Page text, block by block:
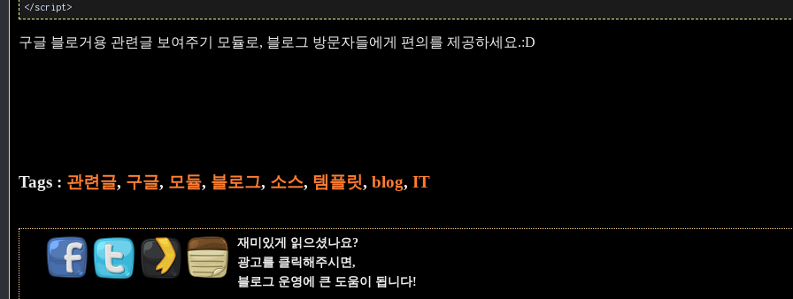
</script>
구글 블로거용 관련글 보여주기 모듈로, 블로그 방문자들에게 편의를 제공하세요.:D
Tags : 관련글, 구글, 모듈, 블로그, 소스, 템플릿, blog, IT
재미있게 읽으셨나요?
광고를 클릭해주시면,
블로그 운영에 큰 도움이 됩니다!